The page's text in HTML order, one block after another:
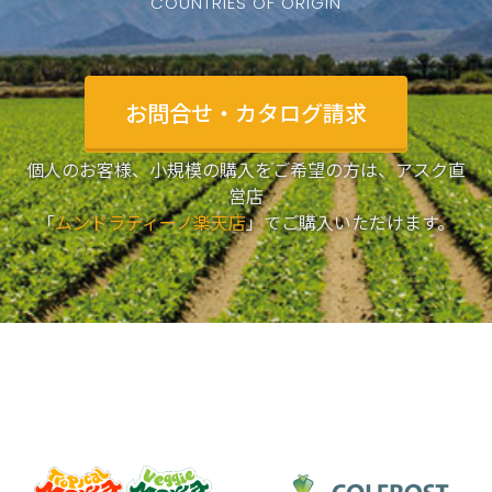
お問合せ・カタログ請求
個人のお客様、小規模の購入をご希望の方は、アスク直
営店
「ムンドラティーノ楽天店」でご購入いただけます。